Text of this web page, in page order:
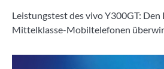
Leistungstest des vivo Y300GT: Den
Mittelklasse-Mobiltelefonen